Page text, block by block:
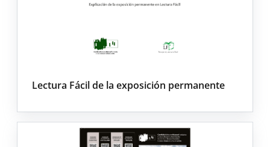
Lectura Fácil de la exposición permanente